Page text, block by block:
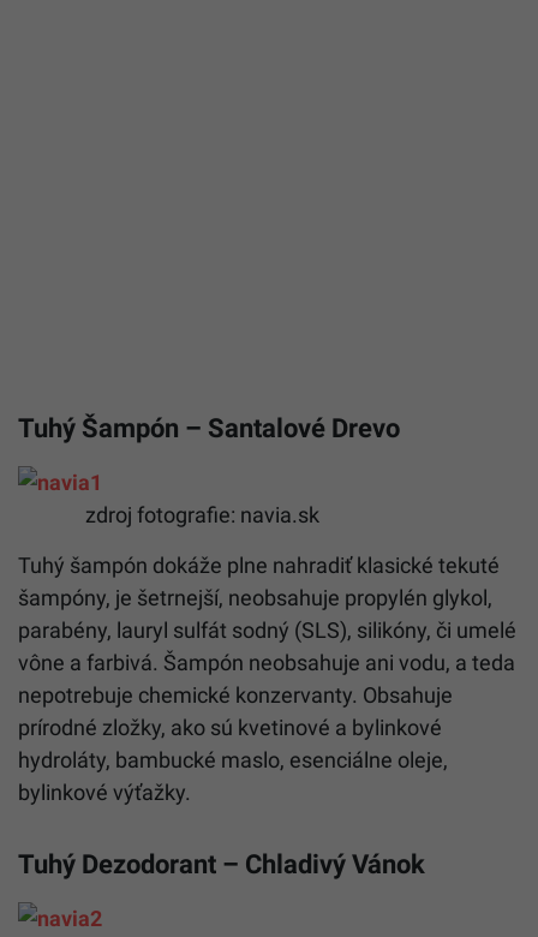
Tuhý Šampón – Santalové Drevo
zdroj fotografie: navia.sk
Tuhý šampón dokáže plne nahradiť klasické tekuté
šampóny, je šetrnejší, neobsahuje propylén glykol,
parabény, lauryl sulfát sodný (SLS), silikóny, či umelé
vône a farbivá. Šampón neobsahuje ani vodu, a teda
nepotrebuje chemické konzervanty. Obsahuje
prírodné zložky, ako sú kvetinové a bylinkové
hydroláty, bambucké maslo, esenciálne oleje,
bylinkové výťažky.
Tuhý Dezodorant – Chladivý Vánok